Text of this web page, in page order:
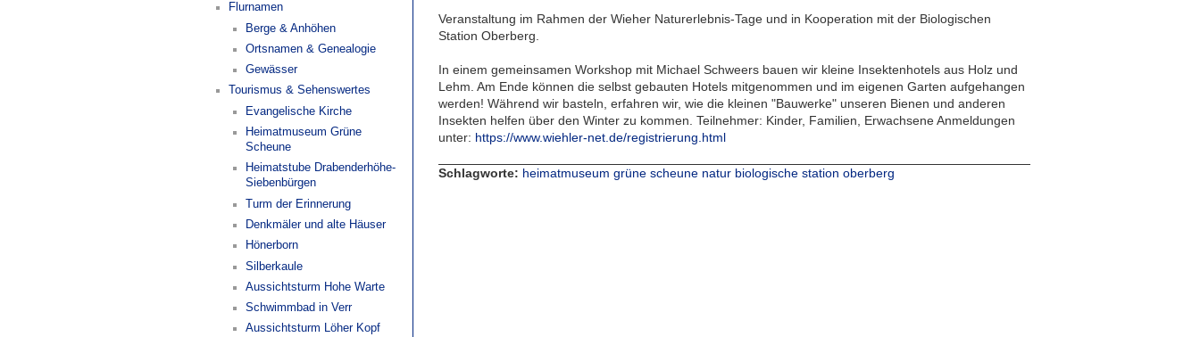
Flurnamen
Berge & Anhöhen
Ortsnamen & Genealogie
Gewässer
Tourismus & Sehenswertes
Evangelische Kirche
Heimatmuseum Grüne
Scheune
Heimatstube Drabenderhöhe-
Siebenbürgen
Turm der Erinnerung
Denkmäler und alte Häuser
Hönerborn
Silberkaule
Aussichtsturm Hohe Warte
Schwimmbad in Verr
Aussichtsturm Löher Kopf
Veranstaltung im Rahmen der Wieher Naturerlebnis-Tage und in Kooperation mit der Biologischen
Station Oberberg.
In einem gemeinsamen Workshop mit Michael Schweers bauen wir kleine Insektenhotels aus Holz und
Lehm. Am Ende können die selbst gebauten Hotels mitgenommen und im eigenen Garten aufgehangen
werden! Während wir basteln, erfahren wir, wie die kleinen "Bauwerke" unseren Bienen und anderen
Insekten helfen über den Winter zu kommen. Teilnehmer: Kinder, Familien, Erwachsene Anmeldungen
unter: https://www.wiehler-net.de/registrierung.html
Schlagworte: heimatmuseum grüne scheune natur biologische station oberberg